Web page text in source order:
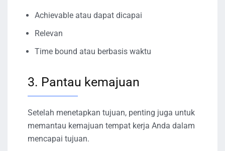
Achievable atau dapat dicapai
Relevan
Time bound atau berbasis waktu
3. Pantau kemajuan
Setelah menetapkan tujuan, penting juga untuk
memantau kemajuan tempat kerja Anda dalam
mencapai tujuan.